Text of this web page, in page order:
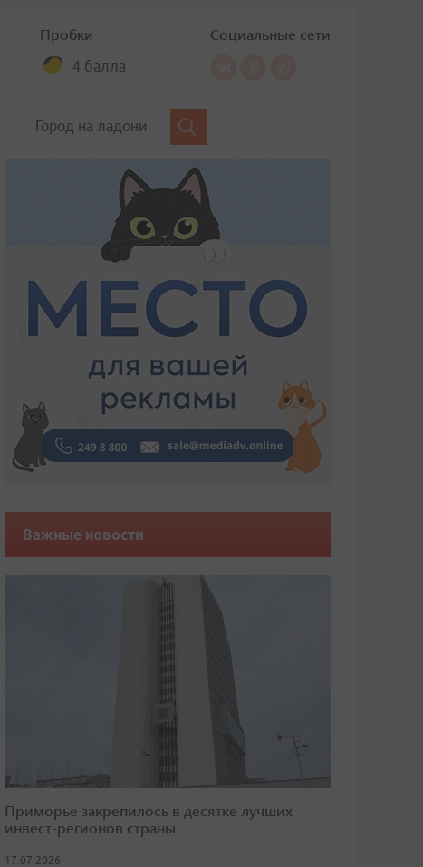
Пробки
4 балла
Социальные сети
Город на ладони
Важные новости
Приморье закрепилось в десятке лучших
инвест-регионов страны
17.07.2026